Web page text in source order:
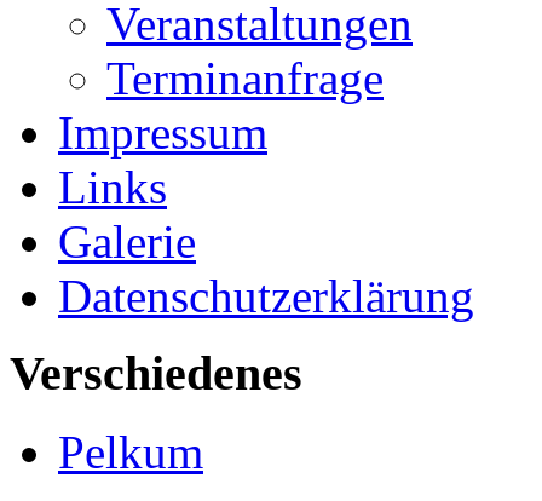
Veranstaltungen
Terminanfrage
Impressum
Links
Galerie
Datenschutzerklärung
Verschiedenes
Pelkum